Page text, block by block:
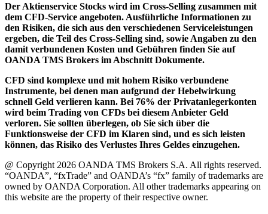
Der Aktienservice Stocks wird im Cross-Selling zusammen mit
dem CFD-Service angeboten. Ausführliche Informationen zu
den Risiken, die sich aus den verschiedenen Serviceleistungen
ergeben, die Teil des Cross-Selling sind, sowie Angaben zu den
damit verbundenen Kosten und Gebühren finden Sie auf
OANDA TMS Brokers im Abschnitt Dokumente.
CFD sind komplexe und mit hohem Risiko verbundene
Instrumente, bei denen man aufgrund der Hebelwirkung
schnell Geld verlieren kann. Bei 76% der Privatanlegerkonten
wird beim Trading von CFDs bei diesem Anbieter Geld
verloren. Sie sollten überlegen, ob Sie sich über die
Funktionsweise der CFD im Klaren sind, und es sich leisten
können, das Risiko des Verlustes Ihres Geldes einzugehen.
@ Copyright 2026 OANDA TMS Brokers S.A. All rights reserved.
“OANDA”, “fxTrade” and OANDA’s “fx” family of trademarks are
owned by OANDA Corporation. All other trademarks appearing on
this website are the property of their respective owner.